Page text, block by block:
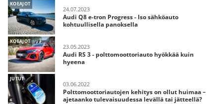
KOEAJOT
24.07.2023
Audi Q8 e-tron Progress - Iso sähköauto
kohtuullisella panoksella
KOEAJOT
23.05.2023
Audi RS 3 - polttomoottoriauto hyökkää kuin
hyeena
JUTUT
03.06.2022
Polttomoottoriautojen kehitys on ollut huimaa –
ajetaanko tulevaisuudessa levällä tai jätteellä?